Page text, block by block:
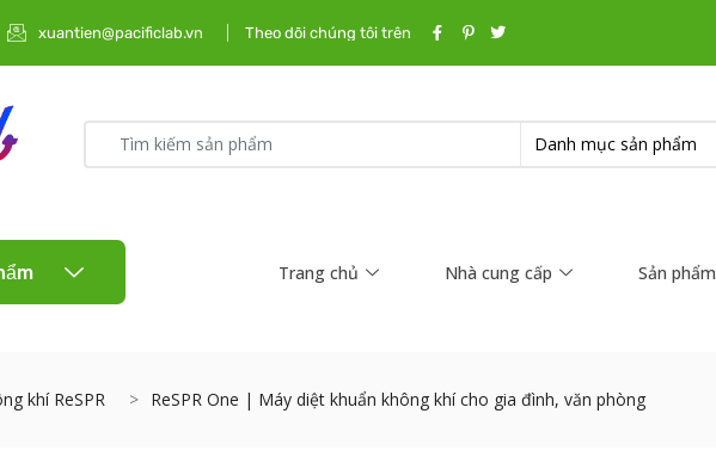
xuantien@pacificlab.vn Theo dõi chúng tôi trên
Trang chủ Nhà cung cấp Sản phẩm
khí ReSPR ReSPR One | Máy diệt khuẩn không khí cho gia đình, văn phòng